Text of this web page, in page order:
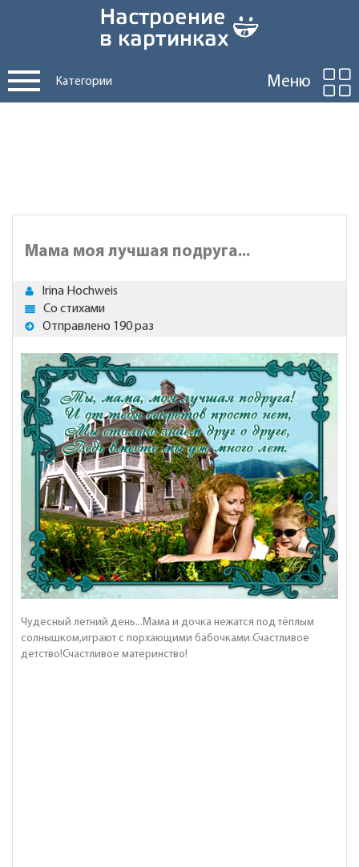
Категории Меню
Мама моя лучшая подруга...
Irina Hochweis
Со стихами
Отправлено 190 раз
Чудесный летний день...Мама и дочка нежатся под тёплым
солнышком,играют с порхающими бабочками.Счастливое
детство!Счастливое материнство!